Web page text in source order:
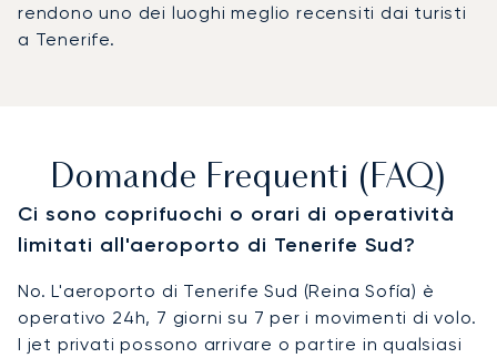
rendono uno dei luoghi meglio recensiti dai turisti
a Tenerife.
Domande Frequenti (FAQ)
Ci sono coprifuochi o orari di operatività
limitati all'aeroporto di Tenerife Sud?
No. L'aeroporto di Tenerife Sud (Reina Sofía) è
operativo 24h, 7 giorni su 7 per i movimenti di volo.
I jet privati possono arrivare o partire in qualsiasi